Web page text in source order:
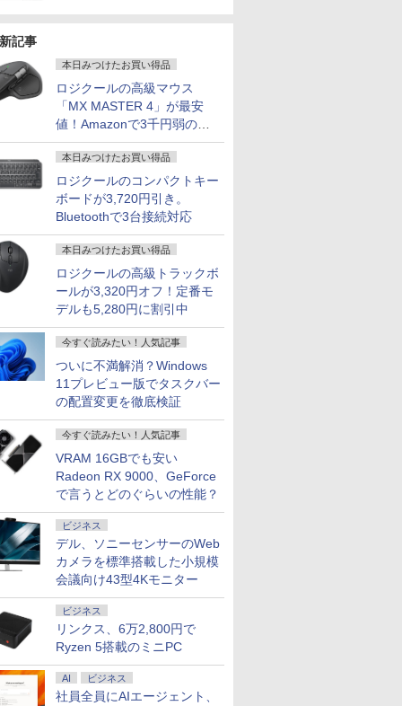
記事
本日みつけたお買い得品
ロジクールの高級マウス
「MX MASTER 4」が最安
値！Amazonで3千円弱の割
引
本日みつけたお買い得品
ロジクールのコンパクトキー
ボードが3,720円引き。
Bluetoothで3台接続対応
本日みつけたお買い得品
ロジクールの高級トラックボ
ールが3,320円オフ！定番モ
デルも5,280円に割引中
今すぐ読みたい！人気記事
ついに不満解消？Windows
11プレビュー版でタスクバー
の配置変更を徹底検証
今すぐ読みたい！人気記事
VRAM 16GBでも安い
Radeon RX 9000、GeForce
で言うとどのぐらいの性能？
ビジネス
デル、ソニーセンサーのWeb
カメラを標準搭載した小規模
会議向け43型4Kモニター
ビジネス
リンクス、6万2,800円で
Ryzen 5搭載のミニPC
AI ビジネス
社員全員にAIエージェント、